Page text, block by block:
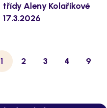
třídy Aleny Kolaříkové
17.3.2026
1 2 3 4 9